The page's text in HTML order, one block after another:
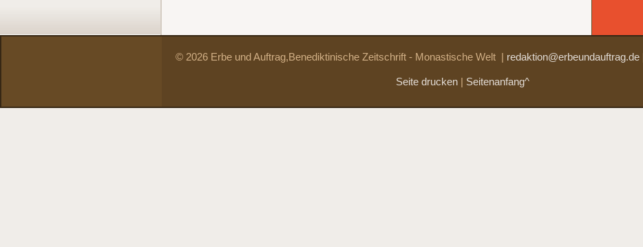
© 2026 Erbe und Auftrag,Benediktinische Zeitschrift - Monastische Welt redaktion@erbeundauftrag.de|
Seite drucken Seitenanfang^